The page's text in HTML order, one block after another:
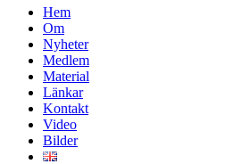
Hem
Om
Nyheter
Medlem
Material
Länkar
Kontakt
Video
Bilder